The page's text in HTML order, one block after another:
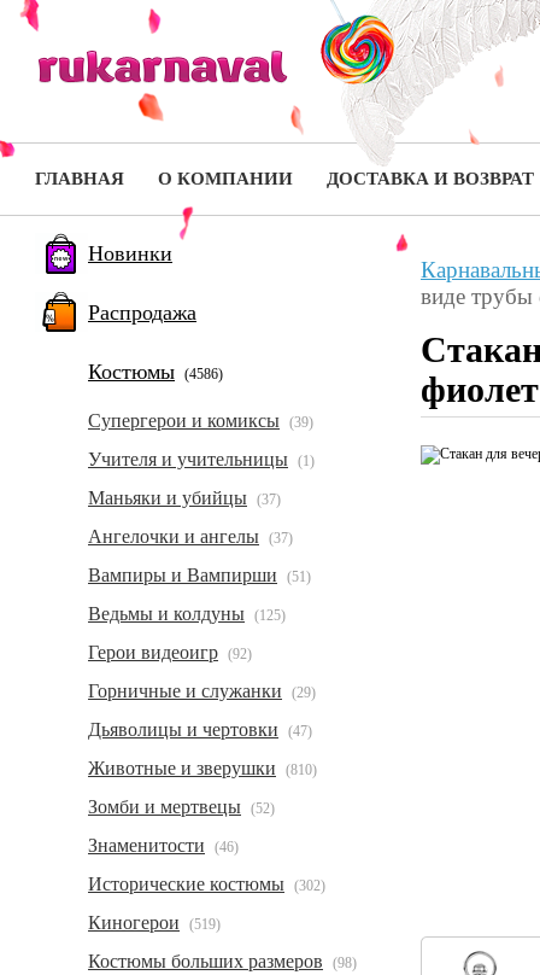
ГЛАВНАЯ О КОМПАНИИ ДОСТАВКА И ВОЗВРАТ
Новинки
Распродажа
Костюмы (4586)
Супергерои и комиксы (39)
Учителя и учительницы (1)
Маньяки и убийцы (37)
Ангелочки и ангелы (37)
Вампиры и Вампирши (51)
Ведьмы и колдуны (125)
Герои видеоигр (92)
Горничные и служанки (29)
Дьяволицы и чертовки (47)
Животные и зверушки (810)
Зомби и мертвецы (52)
Знаменитости (46)
Исторические костюмы (302)
Киногерои (519)
Костюмы больших размеров (98)
виде трубы